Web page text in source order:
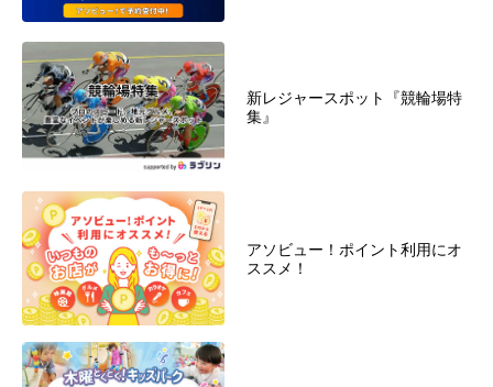
新レジャースポット『競輪場特
集』
アソビュー！ポイント利用にオ
ススメ！